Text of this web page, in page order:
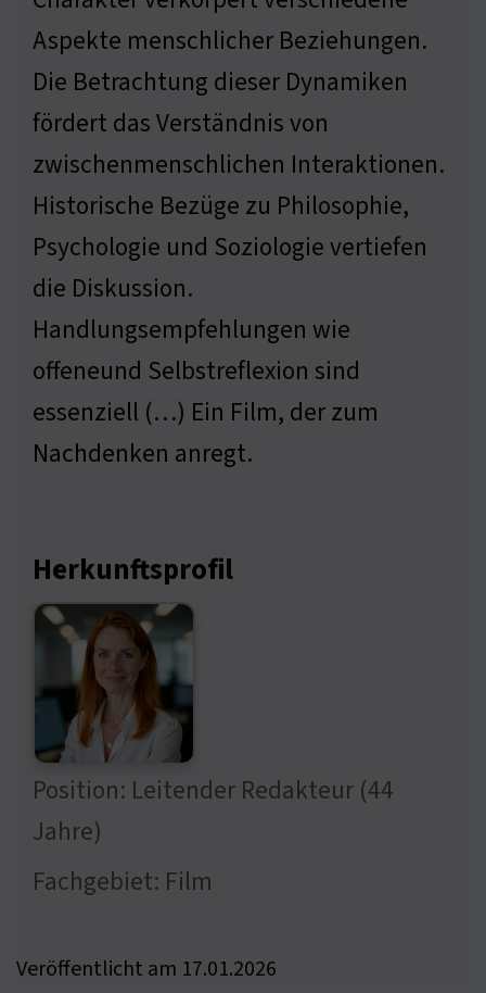
Aspekte menschlicher Beziehungen.
Die Betrachtung dieser Dynamiken
fördert das Verständnis von
zwischenmenschlichen Interaktionen.
Historische Bezüge zu Philosophie,
Psychologie und Soziologie vertiefen
die Diskussion.
Handlungsempfehlungen wie
offeneund Selbstreflexion sind
essenziell (…) Ein Film, der zum
Nachdenken anregt.
Herkunftsprofil
Position: Leitender Redakteur (44
Jahre)
Fachgebiet: Film
Veröffentlicht am 17.01.2026